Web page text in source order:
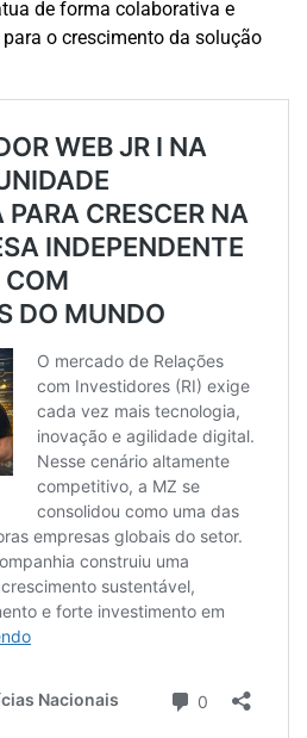
de forma colaborativa e
o crescimento da solução